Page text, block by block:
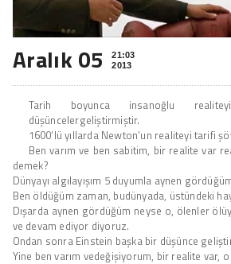
Aralık 05
21:03
2013
Tarih boyunca insanoğlu
düşüncelergeliştirmiştir.
1600’lü yıllarda Newton’un realiteyi tarifi
Ben varım ve ben sabitim, bir realite var
demek?
Dünyayı algılayışım 5 duyumla aynen
Ben öldüğüm zaman, budünyada, üstündeki
Dışarda aynen gördüğüm neyse o, ölenler
ve devam ediyor diyoruz.
Ondan sonra Einstein başka bir düşünce
Yine ben varım vedeğişiyorum, bir realite var,